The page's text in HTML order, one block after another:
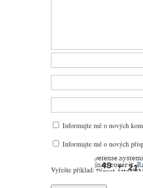
Informujte mě o nových
Informujte mě o nových
Vyřešte příklad: